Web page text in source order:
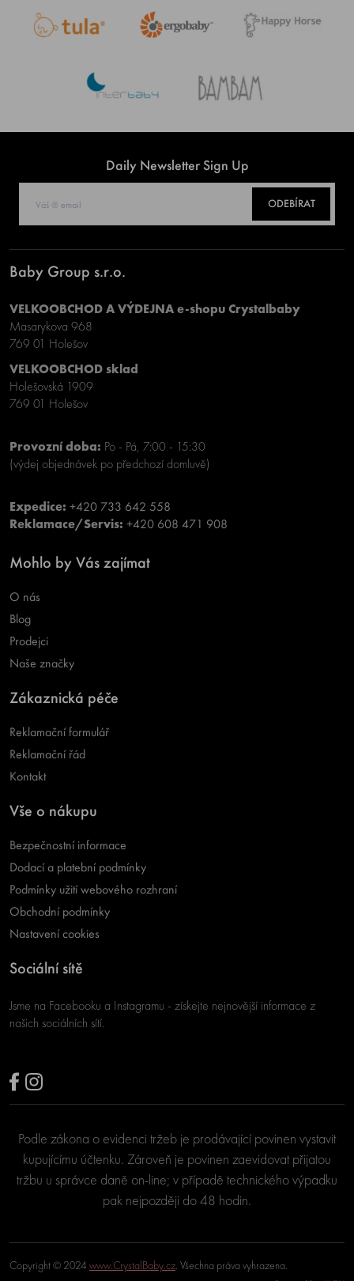
Daily Newsletter Sign Up
ODEBÍRAT
Baby Group s.r.o.
VELKOOBCHOD A VÝDEJNA e-shopu Crystalbaby
Masarykova 968
769 01 Holešov
VELKOOBCHOD sklad
Holešovská 1909
769 01 Holešov
Provozní doba: Po - Pá, 7:00 - 15:30
(výdej objednávek po předchozí domluvě)
Expedice: +420 733 642 558
Reklamace/Servis: +420 608 471 908
Mohlo by Vás zajímat
O nás
Blog
Prodejci
Naše značky
Zákaznická péče
Reklamační formulář
Reklamační řád
Kontakt
Vše o nákupu
Bezpečnostní informace
Dodací a platební podmínky
Podmínky užití webového rozhraní
Obchodní podmínky
Nastavení cookies
Sociální sítě
Jsme na Facebooku a Instagramu - získejte nejnovější informace z
našich sociálních sítí.
Podle zákona o evidenci tržeb je prodávající povinen vystavit
kupujícímu účtenku. Zároveň je povinen zaevidovat přijatou
tržbu u správce daně on-line; v případě technického výpadku
pak nejpozději do 48 hodin.
Copyright © 2024 www.CrystalBaby.cz. Všechna práva vyhrazena.